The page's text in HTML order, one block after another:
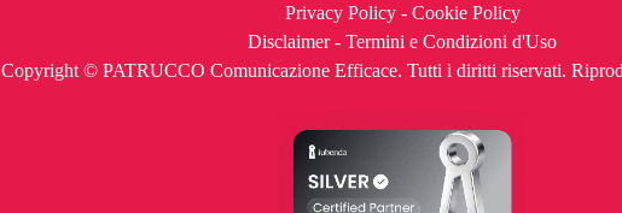
Privacy Policy- Cookie Policy
Disclaimer- Termini e Condizioni d'Uso
Copyright © PATRUCCO Comunicazione Efficace. Tutti i diritti riservati.